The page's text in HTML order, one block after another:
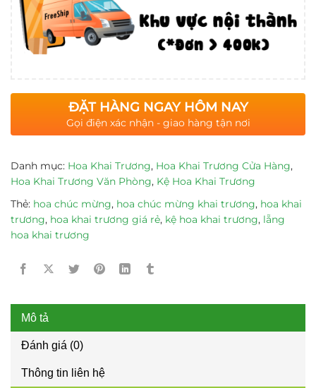
ĐẶT HÀNG NGAY HÔM NAY
Gọi điện xác nhận - giao hàng tận nơi
Danh mục: Hoa Khai Trương, Hoa Khai Trương Cửa Hàng,
Hoa Khai Trương Văn Phòng, Kệ Hoa Khai Trương
Thẻ: hoa chúc mừng, hoa chúc mừng khai trương, hoa khai
trương, hoa khai trương giá rẻ, kệ hoa khai trương, lẵng
hoa khai trương
Mô tả
Đánh giá (0)
Thông tin liên hệ